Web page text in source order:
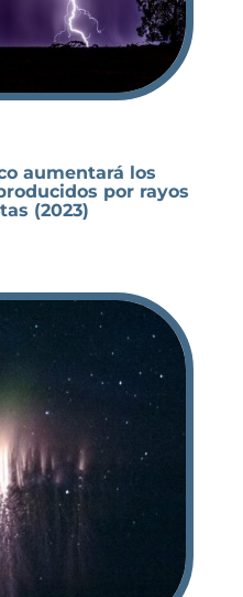
aumentará los
por rayos
(2023)